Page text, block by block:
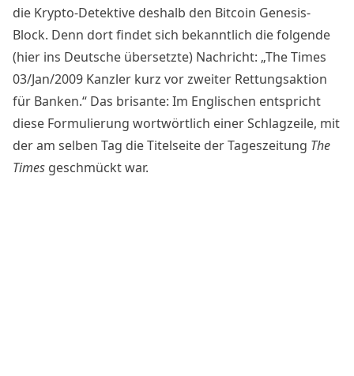
die Krypto-Detektive deshalb den Bitcoin Genesis-
Block. Denn dort findet sich bekanntlich die folgende
(hier ins Deutsche übersetzte) Nachricht: „The Times
03/Jan/2009 Kanzler kurz vor zweiter Rettungsaktion
für Banken.“ Das brisante: Im Englischen entspricht
diese Formulierung wortwörtlich einer Schlagzeile, mit
der am selben Tag die Titelseite der Tageszeitung The
Times geschmückt war.